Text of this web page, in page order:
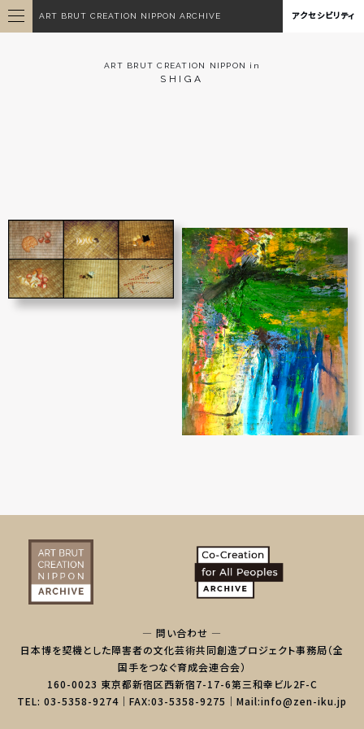
ART BRUT CREATION NIPPON ARCHIVE アクセシビリティ
ART BRUT CREATION NIPPON in
SHIGA
無題
今村 花子
無題
今村 花子
— 問い合わせ —
日本博を契機とした障害者の文化芸術共同創造プロジェクト事務局（全
国手をつなぐ育成会連合会）
160-0023 東京都新宿区西新宿7-17-6第三和幸ビル2F-C
TEL: 03-5358-9274｜FAX:03-5358-9275｜Mail:info@zen-iku.jp